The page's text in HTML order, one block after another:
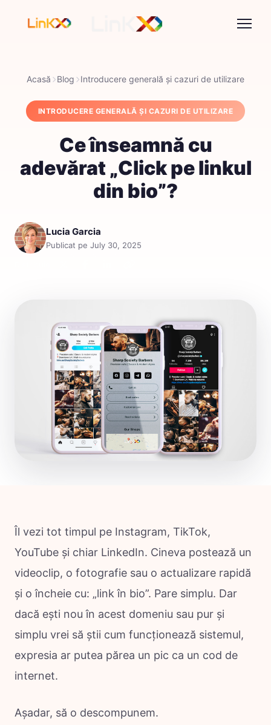
Acasă Blog Introducere generală și cazuri de utilizare
INTRODUCERE GENERALĂ ȘI CAZURI DE UTILIZARE
Ce înseamnă cu
adevărat „Click pe linkul
din bio”?
Lucia Garcia
Publicat pe July 30, 2025
Îl vezi tot timpul pe Instagram, TikTok,
YouTube și chiar LinkedIn. Cineva postează un
videoclip, o fotografie sau o actualizare rapidă
și o încheie cu: „link în bio”. Pare simplu. Dar
dacă ești nou în acest domeniu sau pur și
simplu vrei să știi cum funcționează sistemul,
expresia ar putea părea un pic ca un cod de
internet.
Așadar, să o descompunem.